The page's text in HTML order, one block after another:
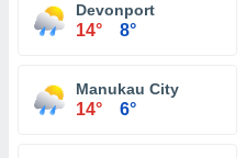
Devonport
14° 8°
Manukau City
14° 6°